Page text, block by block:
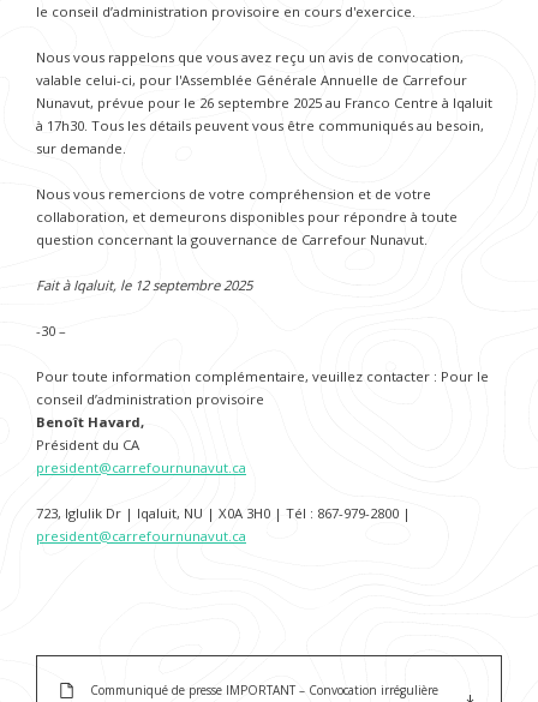
le conseil d’administration provisoire en cours d'exercice.
Nous vous rappelons que vous avez reçu un avis de convocation,
valable celui-ci, pour l'Assemblée Générale Annuelle de Carrefour
Nunavut, prévue pour le 26 septembre 2025 au Franco Centre à Iqaluit
à 17h30. Tous les détails peuvent vous être communiqués au besoin,
sur demande.
Nous vous remercions de votre compréhension et de votre
collaboration, et demeurons disponibles pour répondre à toute
question concernant la gouvernance de Carrefour Nunavut.
Fait à Iqaluit, le 12 septembre 2025
-30 –
Pour toute information complémentaire, veuillez contacter : Pour le
conseil d’administration provisoire
Benoît Havard,
Président du CA
president@carrefournunavut.ca
723, Iglulik Dr | Iqaluit, NU | X0A 3H0 | Tél : 867-979-2800 |
president@carrefournunavut.ca
Communiqué de presse IMPORTANT – Convocation irrégulière